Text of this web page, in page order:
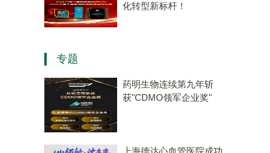
化转型新标杆！
专题
药明生物连续第九年斩
获"CDMO领军企业奖"
上海德达心血管医院成功